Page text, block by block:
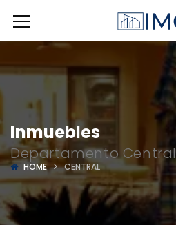
Inmuebles
Departamento Central
HOME CENTRAL